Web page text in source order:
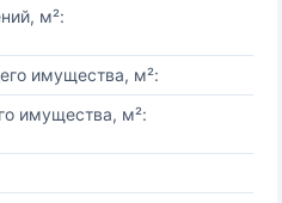
м²:
имущества, м²:
имущества, м²: